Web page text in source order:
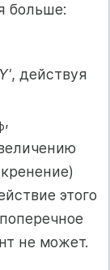
больше:
Y', действуя
,
этого
не может.